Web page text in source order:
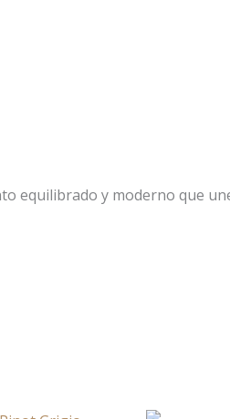
equilibrado y moderno que